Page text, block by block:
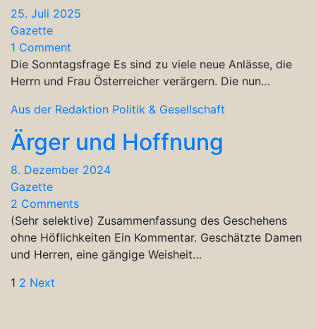
25. Juli 2025
Gazette
1 Comment
Die Sonntagsfrage Es sind zu viele neue Anlässe, die
Herrn und Frau Österreicher verärgern. Die nun…
Aus der Redaktion Politik & Gesellschaft
Ärger und Hoffnung
8. Dezember 2024
Gazette
2 Comments
(Sehr selektive) Zusammenfassung des Geschehens
ohne Höflichkeiten Ein Kommentar. Geschätzte Damen
und Herren, eine gängige Weisheit…
Seitennummerierung
1 2 Next